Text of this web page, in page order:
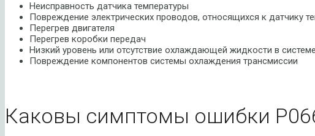
Неисправность датчика температуры
Повреждение электрических проводов, относящихся к датчику
Перегрев двигателя
Перегрев коробки передач
Низкий уровень или отсутствие охлаждающей жидкости в
Повреждение компонентов системы охлаждения трансмиссии
Каковы симптомы ошибки